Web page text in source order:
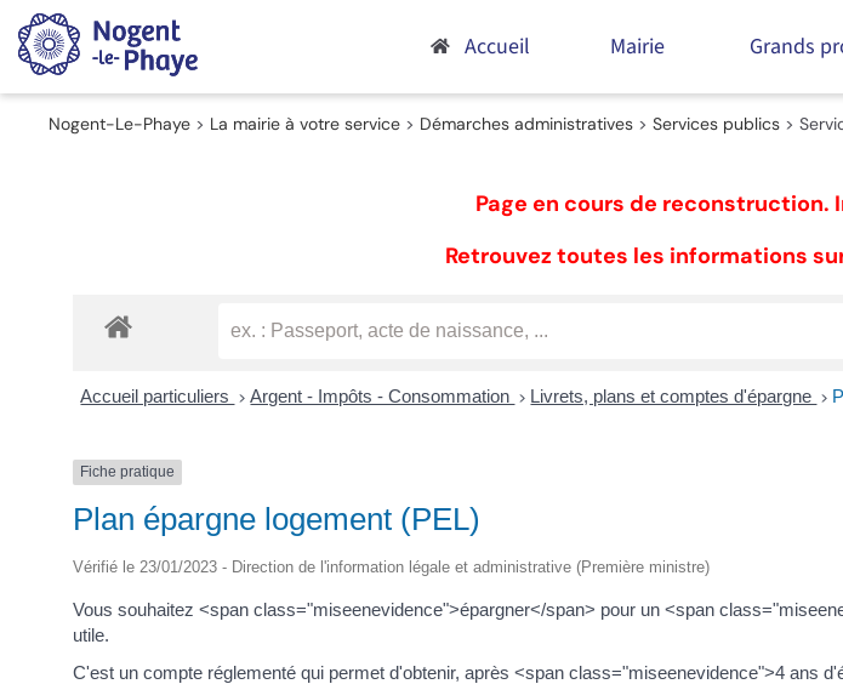
Passer
au
contenu
Accueil Mairie Grands
Nogent-Le-Phaye > La mairie à votre service > Démarches administratives > Services publics >
Page en cours de
Retrouvez toutes les informations
Accueil particuliers > Argent - Impôts - Consommation > Livrets, plans et comptes d'épargne >
Fiche pratique
Plan épargne logement (PEL)
Vérifié le 23/01/2023 - Direction de l'information légale et administrative (Première ministre)
Vous souhaitez <span class="miseenevidence">épargner</span> pour un <span
utile.
C'est un compte réglementé qui permet d'obtenir, après <span class="miseenevidence">4 ans